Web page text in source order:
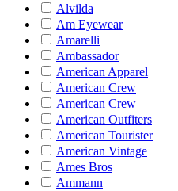
Alvilda
Am Eyewear
Amarelli
Ambassador
American Apparel
American Crew
American Crew
American Outfiters
American Tourister
American Vintage
Ames Bros
Ammann